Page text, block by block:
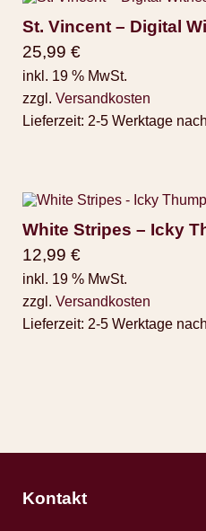
St. Vincent ‎– Digital
25,99 €
inkl. 19 % MwSt.
zzgl. Versandkosten
Lieferzeit: 2-5 Werktage
White Stripes – Icky
12,99 €
inkl. 19 % MwSt.
zzgl. Versandkosten
Lieferzeit: 2-5 Werktage
Kontakt